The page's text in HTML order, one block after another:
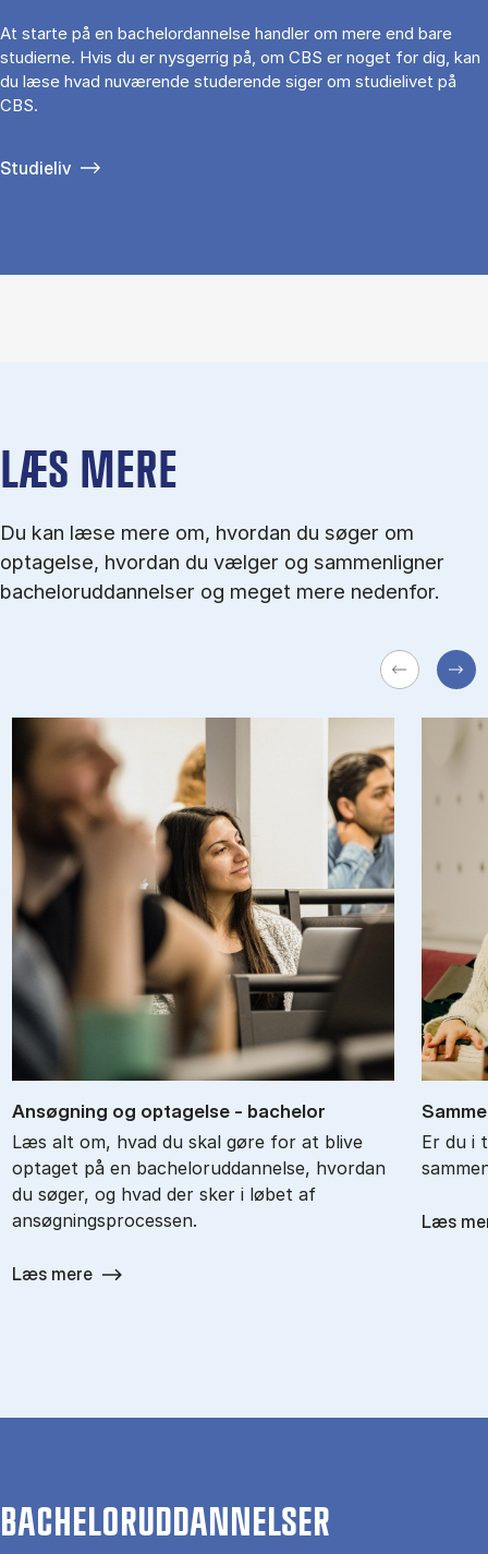
At starte på en bachelordannelse handler om mere end bare
studierne. Hvis du er nysgerrig på, om CBS er noget for dig, kan
du læse hvad nuværende studerende siger om studielivet på
CBS.
Studieliv
LÆS MERE
Du kan læse mere om, hvordan du søger om
optagelse, hvordan du vælger og sammenligner
bacheloruddannelser og meget mere nedenfor.
An­søg­ning og op­ta­gel­se - ba­chel­or
Læs alt om, hvad du skal gøre for at blive
optaget på en bacheloruddannelse, hvordan
du søger, og hvad der sker i løbet af
ansøgningsprocessen.
Læs mere
Er du i
Læs
BACHELORUDDANNELSER